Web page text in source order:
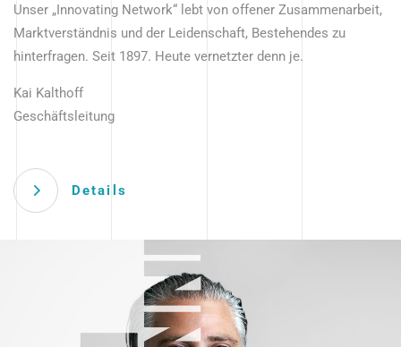
Unser „Innovating Network“ lebt von offener Zusammenarbeit,
Marktverständnis und der Leidenschaft, Bestehendes zu
hinterfragen. Seit 1897. Heute vernetzter denn je.
Kai Kalthoff
Geschäftsleitung
Details